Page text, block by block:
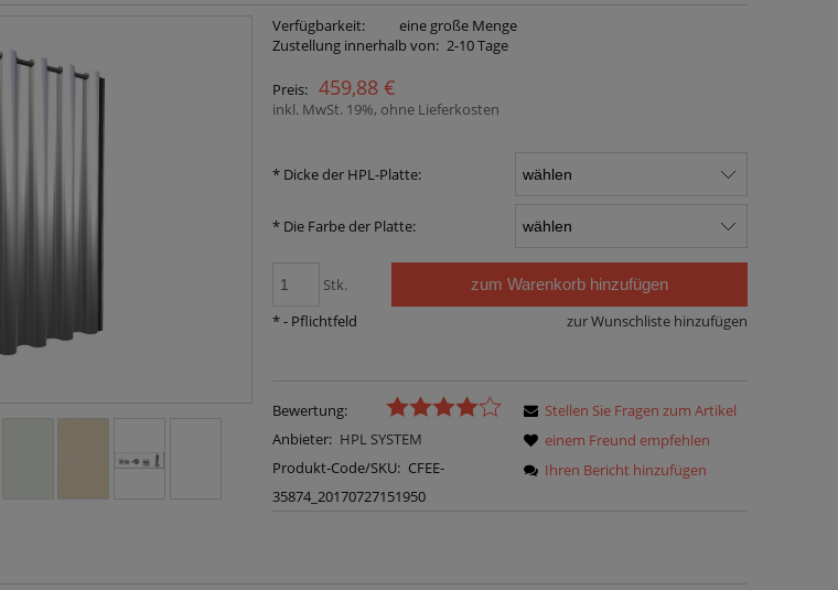
Verfügbarkeit:
eine große Menge
Zustellung innerhalb von: 2-10 Tage
Preis: 459,88 €
inkl. MwSt. 19%, ohne Lieferkosten
* Dicke der HPL-Platte:
* Die Farbe der Platte:
Stk. zum Warenkorb hinzufügen
zur Wunschliste hinzufügen
*- Pflichtfeld
Bewertung:
Anbieter: HPL SYSTEM
Produkt-Code/SKU: CFEE-
35874_20170727151950
Stellen Sie Fragen zum Artikel
einem Freund empfehlen
Ihren Bericht hinzufügen